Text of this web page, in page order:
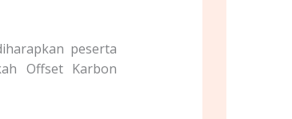
peserta
Offset Karbon